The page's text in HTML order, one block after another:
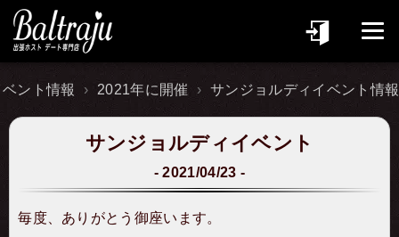
ント情報 2021年に開催 サンジョルディイベント情報
サンジョルディイベント
2021/04/23
毎度、ありがとう御座います。